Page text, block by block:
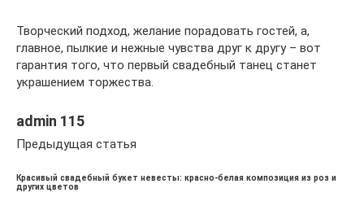
Творческий подход, желание порадовать гостей, а,
главное, пылкие и нежные чувства друг к другу – вот
гарантия того, что первый свадебный танец станет
украшением торжества.
admin 115
Предыдущая статья
Красивый свадебный букет невесты: красно-белая композиция из роз и
других цветов